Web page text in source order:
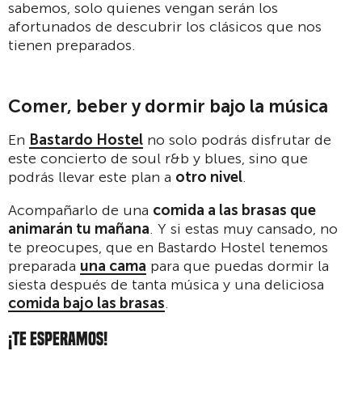
sabemos, solo quienes vengan serán los
afortunados de descubrir los clásicos que nos
tienen preparados.
Comer, beber y dormir bajo la música
En Bastardo Hostel no solo podrás disfrutar de
este concierto de soul r&b y blues, sino que
podrás llevar este plan a otro nivel.
Acompañarlo de una comida a las brasas que
animarán tu mañana. Y si estas muy cansado, no
te preocupes, que en Bastardo Hostel tenemos
preparada una cama para que puedas dormir la
siesta después de tanta música y una deliciosa
comida bajo las brasas.
¡TE ESPERAMOS!